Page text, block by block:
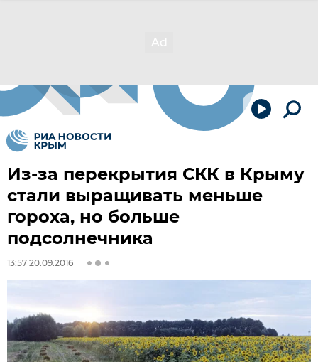
Из-за перекрытия СКК в Крыму
стали выращивать меньше
гороха, но больше
подсолнечника
13:57 20.09.2016